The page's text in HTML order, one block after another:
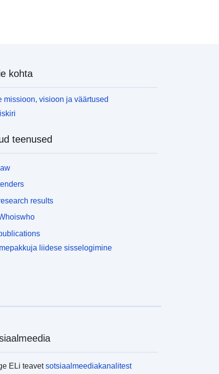
kohta
missioon, visioon ja väärtused
teenused
results
liidese sisselogimine
ELi teavetsotsiaalmeediakanalitest